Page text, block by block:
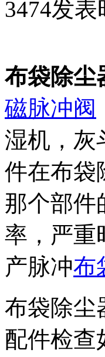
3474发表
布袋除尘
磁脉冲阀
湿机，灰
件在布袋
那个部件
率，严重
产脉冲布
布袋除尘
配件检查